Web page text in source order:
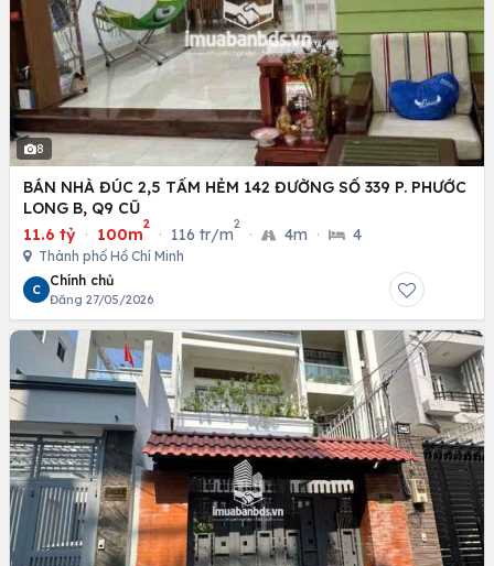
8
BÁN NHÀ ĐÚC 2,5 TẤM HẺM 142 ĐƯỜNG SỐ 339 P. PHƯỚC
LONG B, Q9 CŨ
11.6 tỷ · 100m
2
· 116 tr/m
2
· 4m · 4
Thành phố Hồ Chí Minh
C
Chính chủ
Đăng 27/05/2026